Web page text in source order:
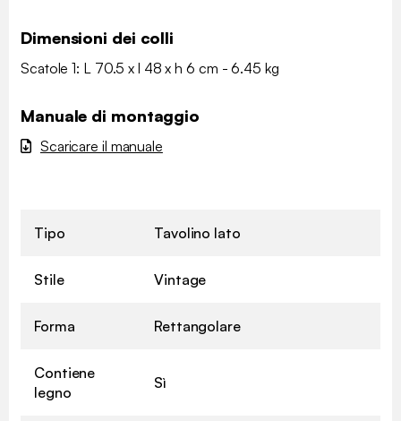
Dimensioni dei colli
Scatole 1: L 70.5 x l 48 x h 6 cm - 6.45 kg
Manuale di montaggio
Scaricare il manuale
Tipo Tavolino lato
Stile Vintage
Forma Rettangolare
Contiene
legno
Sì